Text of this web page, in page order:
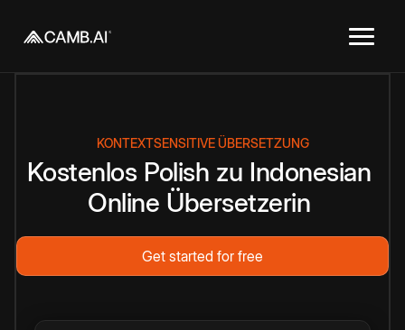
KONTEXTSENSITIVE ÜBERSETZUNG
Kostenlos Polish zu Indonesian
Online Übersetzerin
Get started for free